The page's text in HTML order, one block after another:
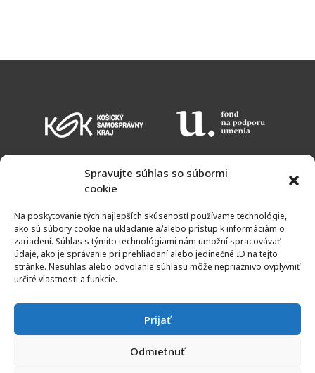
Spravujte súhlas so súbormi
cookie
Na poskytovanie tých najlepších skúseností používame technológie,
ako sú súbory cookie na ukladanie a/alebo prístup k informáciám o
zariadení. Súhlas s týmito technológiami nám umožní spracovávať
údaje, ako je správanie pri prehliadaní alebo jedinečné ID na tejto
stránke. Nesúhlas alebo odvolanie súhlasu môže nepriaznivo ovplyvniť
určité vlastnosti a funkcie.
Prijať
Odmietnuť
KALENDÁR PODUJATÍ
NEWSLETTER